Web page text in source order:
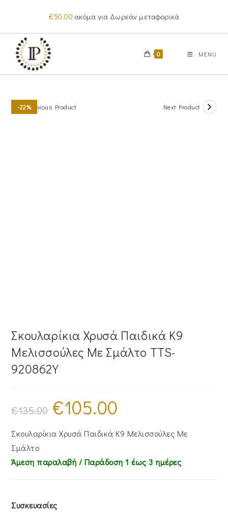
content
€50.00 ακόμα για Δωρεάν μεταφορικά
0 MENU
-22%Previous Product Next Product
Σκουλαρίκια Χρυσά Παιδικά Κ9
Μελισσούλες Με Σμάλτο TTS-
920862Y
€135.00
Original
price
was:
€105.00
€105.00.
Σκουλαρίκια Χρυσά Παιδικά Κ9 Μελισσούλες Με
Σμάλτο
Άμεση παραλαβή / Παράδoση 1 έως 3 ημέρες
Συσκευασίες